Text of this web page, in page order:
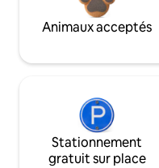
Animaux acceptés
Stationnement
gratuit sur place